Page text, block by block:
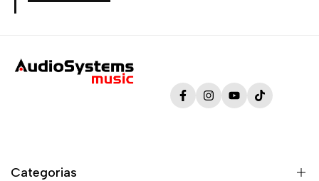
FacebookInstagramYouTubeTikTok
Categorias